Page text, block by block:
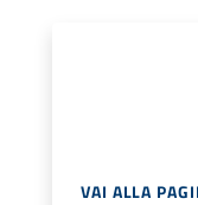
VAI ALLA